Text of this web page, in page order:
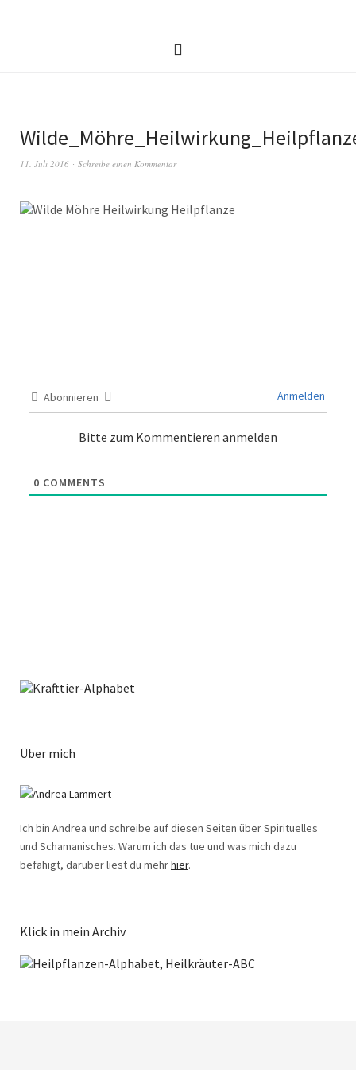
11. Juli 2016 Schreibe einen Kommentar
Abonnieren Anmelden
Bitte zum Kommentieren anmelden
0 COMMENTS
Über mich
Ich bin Andrea und schreibe auf diesen Seiten über Spirituelles
und Schamanisches. Warum ich das tue und was mich dazu
befähigt, darüber liest du mehrhier.
Klick in mein Archiv